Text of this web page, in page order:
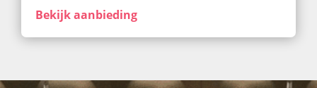
Bekijk aanbieding